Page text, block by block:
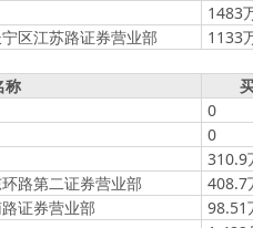
1483
区江苏路证券营业部
1133
称
0
0
310.9
路第二证券营业部
408.7
证券营业部
98.51